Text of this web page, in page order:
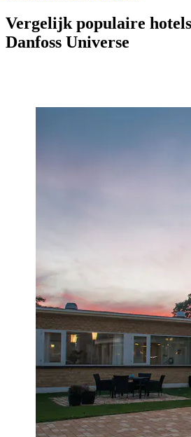
Vergelijk populaire
Danfoss Universe